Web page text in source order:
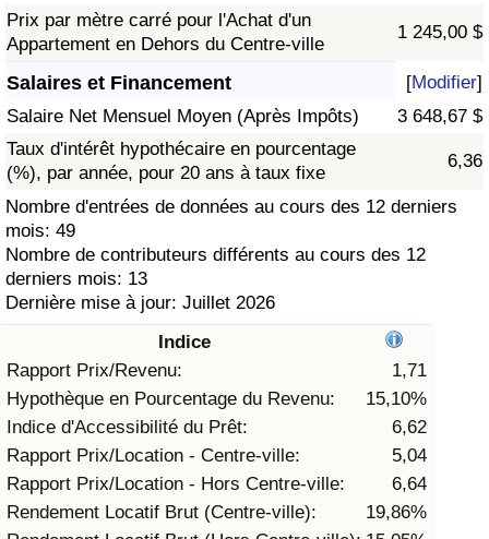
Prix par mètre carré pour l'Achat d'un
Appartement en Dehors du Centre-ville
1 245,00 $
Salaires et Financement [Modifier]
Salaire Net Mensuel Moyen (Après Impôts)
3 648,67 $
Taux d'intérêt hypothécaire en pourcentage
(%), par année, pour 20 ans à taux fixe
6,36
Nombre d'entrées de données au cours des 12 derniers
mois: 49
Nombre de contributeurs différents au cours des 12
derniers mois: 13
Dernière mise à jour: Juillet 2026
Indice
Rapport Prix/Revenu:
1,71
Hypothèque en Pourcentage du Revenu:
15,10%
Indice d'Accessibilité du Prêt:
6,62
Rapport Prix/Location - Centre-ville:
5,04
Rapport Prix/Location - Hors Centre-ville:
6,64
Rendement Locatif Brut (Centre-ville):
19,86%
Indice de criminalité par pays
Soins de santé
Indice des soins de santé (Actuel)
Indice des soins de santé
Indice des soins de santé par Pays
Pollution
Indice de Pollution (Actuel)
Indice de pollution
Indice de Pollution par Pays
Trafic